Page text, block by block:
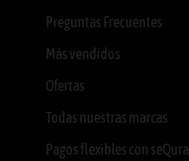
Preguntas Frecuentes
Más vendidos
Ofertas
Todas nuestras marcas
Pagos flexibles con seQura